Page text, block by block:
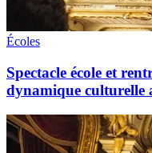
Écoles
Spectacle école et
dynamique culturelle